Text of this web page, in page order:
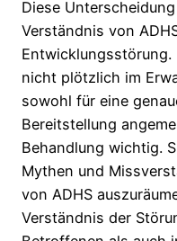
Diese
Verständnis von
Entwicklungsstörung.
nicht plötzlich im
sowohl für eine
Bereitstellung
Behandlung wichtig.
Mythen und
von ADHS
Verständnis der